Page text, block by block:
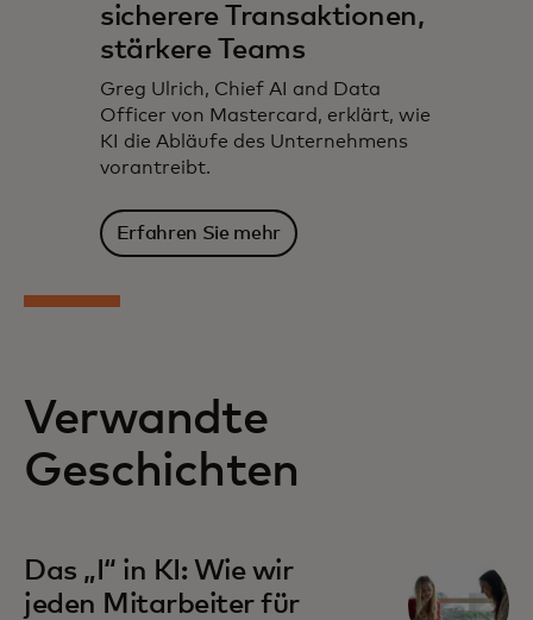
sicherere Transaktionen,
stärkere Teams
Greg Ulrich, Chief AI and Data
Officer von Mastercard, erklärt, wie
KI die Abläufe des Unternehmens
vorantreibt.
Erfahren Sie mehr
Verwandte
Geschichten
Das „I“ in KI: Wie wir
jeden Mitarbeiter für